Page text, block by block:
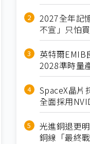
2027全年記
不宣」只怕
英特爾
2028準時量
SpaceX晶
全面採用
光進銅退更
銅線「最終戰